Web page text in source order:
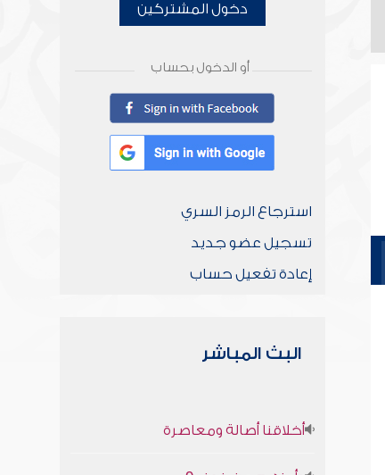
دخول المشتركين
أو الدخول بحساب
استرجاع الرمز السري
تسجيل عضو جديد
إعادة تفعيل حساب
البث المباشر
أخلاقنا أصالة ومعاصرة